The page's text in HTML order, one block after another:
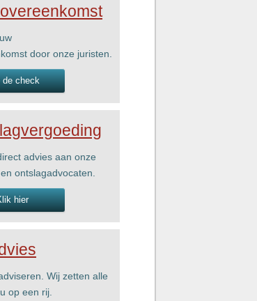
door onze juristen.
de check
advies aan onze
ontslagadvocaten.
hier
Wij zetten alle
op een rij.